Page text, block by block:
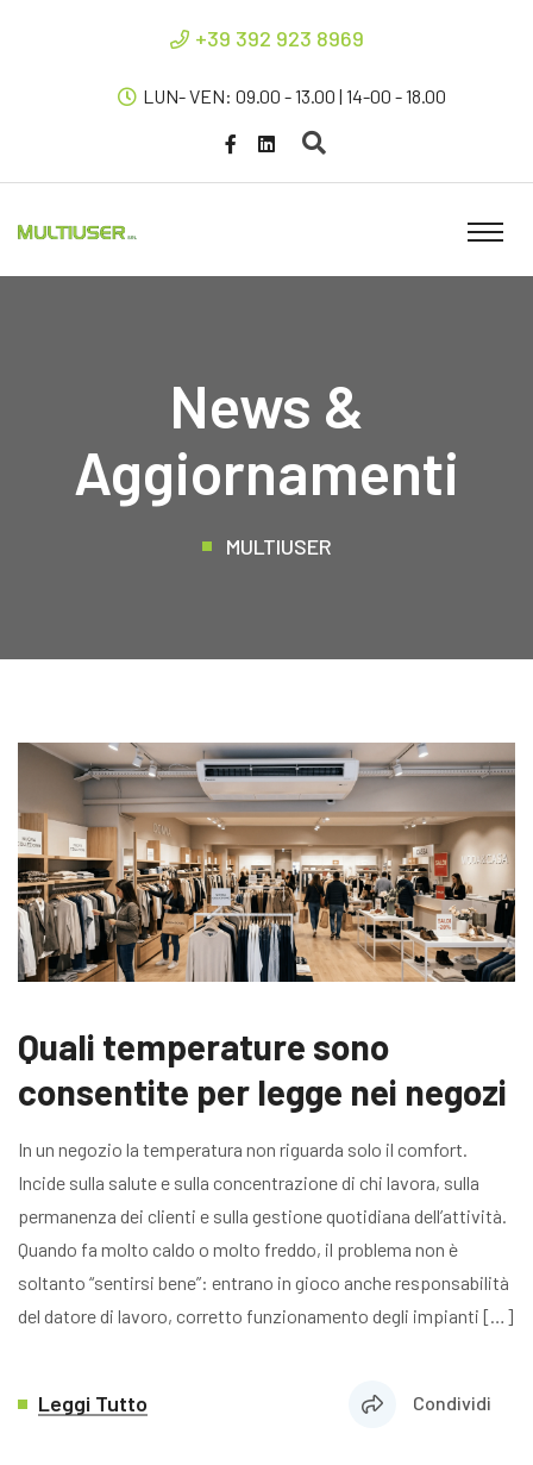
+39 392 923 8969
LUN- VEN: 09.00 - 13.00 | 14-00 - 18.00
News &
Aggiornamenti
MULTIUSER
Quali temperature sono
consentite per legge nei negozi
In un negozio la temperatura non riguarda solo il comfort.
Incide sulla salute e sulla concentrazione di chi lavora, sulla
permanenza dei clienti e sulla gestione quotidiana dell’attività.
Quando fa molto caldo o molto freddo, il problema non è
soltanto “sentirsi bene”: entrano in gioco anche responsabilità
del datore di lavoro, corretto funzionamento degli impianti […]
Leggi Tutto Condividi